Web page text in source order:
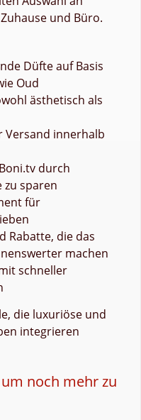
und Büro.
Düfte auf Basis
Oud
ästhetisch als
Versand innerhalb
durch
zu sparen
für
Rabatte, die das
machen
schneller
die luxuriöse und
integrieren
noch mehr zu